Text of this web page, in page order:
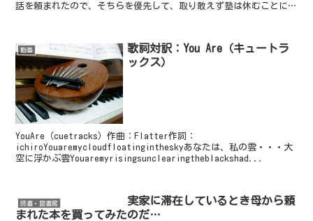
話を頼まれたので、そちらを優先して、取り敢えず塾は休むことにし
動画
歌詞対訳：You Are（キュートラ
ックス）
YouAre（cuetracks）作曲：Flatter作詞：
ichiroYouaremycloudfloatingintheskyあなたは、私の雲・・・大
空に浮かぶ雲Youaremyrisingsunclearingtheblackshad...
読書・図書館
実家に滞在しているとき母から頼
まれた本を買ってみたのだ…